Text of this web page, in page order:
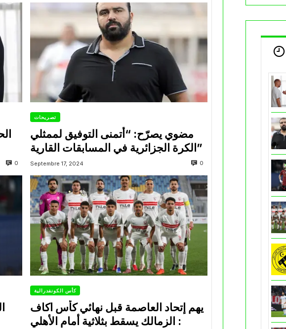
0
تصريحات
مضوي يصرّح: “أتمنى التوفيق لممثلي
الكرة الجزائرية في المسابقات القارية”
Septembre 17, 2024 0
كأس الكونفدرالية
يهم إتحاد العاصمة قبل نهائي كأس اكاف